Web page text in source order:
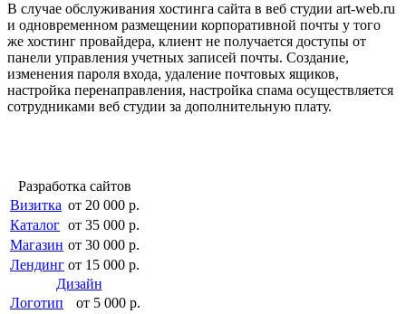
В случае обслуживания хостинга сайта в веб студии art-web.ru
и одновременном размещении корпоративной почты у того
же хостинг провайдера, клиент не получается доступы от
панели управления учетных записей почты. Создание,
изменения пароля входа, удаление почтовых ящиков,
настройка перенаправления, настройка спама осуществляется
сотрудниками веб студии за дополнительную плату.
Разработка сайтов
Визитка от 20 000 р.
Каталог от 35 000 р.
Магазин от 30 000 р.
Лендинг от 15 000 р.
Дизайн
Логотип
от 5 000 р.